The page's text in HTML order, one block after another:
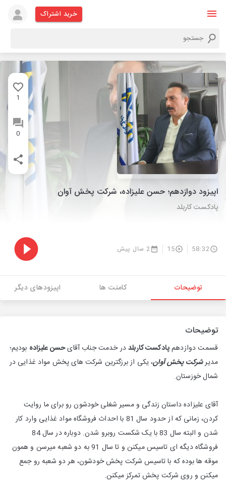
خرید اشتراک
1
0
اپیزود دوازدهم؛ حسن علیزاده، شرکت پخش آوان
پادکست کاربلد
58:32
15 2 سال پیش
توضیحات کامنت ها اپیزودهای دیگر
توضیحات
قسمت دوازدهمپادکست کاربلددر خدمت جناب آقایحسن علیزاده بودیم؛
مدیرشرکت پخش آوان، یکی از برزگترین شرکت های پخش مواد غذایی در
شمال خوزستان.
آقای علیزاده داستان زندگی و مسیر شغلی خودشون رو برای ما روایت
کردن، زمانی که از حدود سال 81 با احداث فروشگاه مواد غذایی وارد کار
شدن و البته سال 83 با یک شکست روبرو شدن. دوباره در سال 84
فروشگاه دیگه ای تاسیس میکنن و تا سال 91 به دو شعبه میرسن و همون
موقه ها بوده که با تاسیس شرکت پخش خودشون، هر دو شعبه رو جمع
میکنن و روی شرکت پخش تمرکز میکنن.